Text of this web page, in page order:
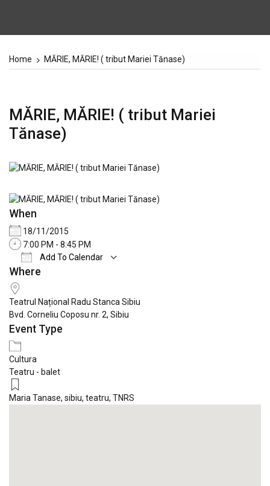
Home MĂRIE, MĂRIE! ( tribut Mariei Tănase)
MĂRIE, MĂRIE! ( tribut Mariei
Tănase)
When
18/11/2015
7:00 PM - 8:45 PM
Add To Calendar
Download ICS
Where
Teatrul Național Radu Stanca Sibiu
Bvd. Corneliu Coposu nr. 2, Sibiu
Event Type
Cultura
Teatru - balet
Maria Tanase, sibiu, teatru, TNRS